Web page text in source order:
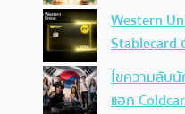
Western
Stablecard
ไขความลับ
แฮก